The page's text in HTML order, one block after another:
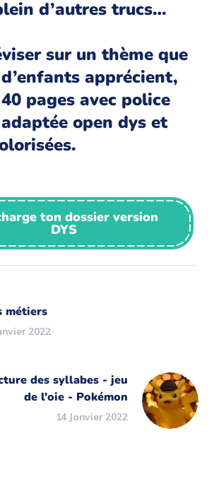
d’autres trucs…
sur un thème que
apprécient,
pages avec police
open dys et
ton dossier version
DYS
métiers
2022
des syllabes - jeu
de l'oie - Pokémon
14 Janvier 2022